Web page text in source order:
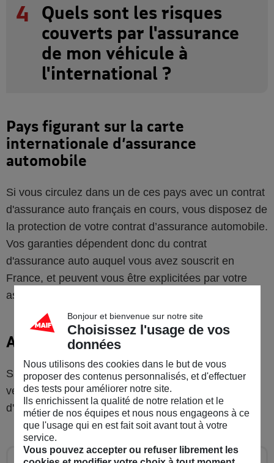
4
Quels sont les risques
couverts par l'assurance
de mon véhicule à
l'international ?
Pays figurant sur la carte
internationale d’assurance
automobile
Si vous circulez dans un de ces pays avec un contrat
d'assurance auto français en cours, vous disposez de
la protection de votre contrat d’assurance automobile.
Vos garanties dépendent donc du contrat
d'assurance auto auquel vous avez souscrit en
France, et peuvent vous être explicitées par votre
assureur.
Autre pays étranger
Si vous voyagez dans un de ces pays, il convient de
vérifier attentivement les garanties du contrat
d'assurance souscrit sur place.
Bonjour et bienvenue sur notre site
Choisissez l'usage de vos
données
Nous utilisons des cookies dans le but de vous
proposer des contenus personnalisés, et d'effectuer
des tests pour améliorer notre site.
Ils enrichissent la qualité de notre relation et le
métier de nos équipes et nous nous engageons à ce
que l'usage qui en est fait soit avant tout à votre
service.
Vous pouvez accepter ou refuser librement les